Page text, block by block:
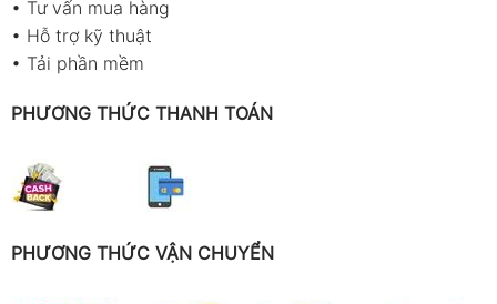
• Tư vấn mua hàng
• Hỗ trợ kỹ thuật
• Tải phần mềm
PHƯƠNG THỨC THANH TOÁN
PHƯƠNG THỨC VẬN CHUYỂN